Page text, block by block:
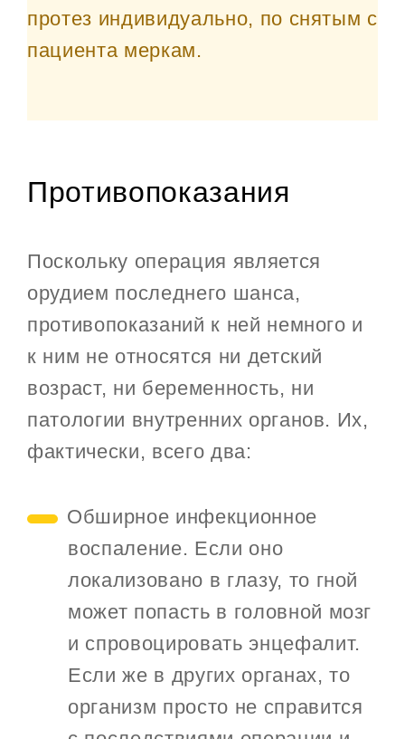
протез индивидуально, по снятым с
пациента меркам.
Противопоказания
Поскольку операция является
орудием последнего шанса,
противопоказаний к ней немного и
к ним не относятся ни детский
возраст, ни беременность, ни
патологии внутренних органов. Их,
фактически, всего два:
Обширное инфекционное
воспаление. Если оно
локализовано в глазу, то гной
может попасть в головной мозг
и спровоцировать энцефалит.
Если же в других органах, то
организм просто не справится